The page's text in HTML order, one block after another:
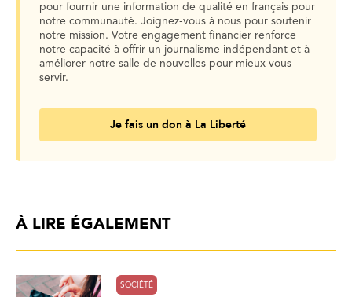
pour fournir une information de qualité en français pour
notre communauté. Joignez-vous à nous pour soutenir
notre mission. Votre engagement financier renforce
notre capacité à offrir un journalisme indépendant et à
améliorer notre salle de nouvelles pour mieux vous
servir.
Je fais un don à La Liberté
À LIRE ÉGALEMENT
SOCIÉTÉ